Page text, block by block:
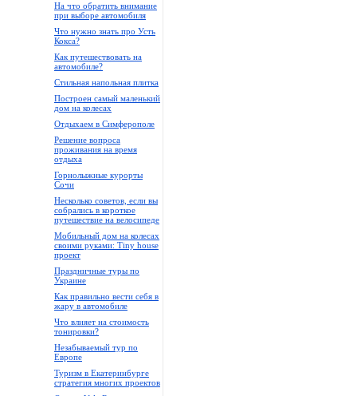
На что обратить внимание
при выборе автомобиля
Что нужно знать про Усть
Кокса?
Как путешествовать на
автомобиле?
Стильная напольная плитка
Построен самый маленький
дом на колесах
Отдыхаем в Симферополе
Решение вопроса
проживания на время
отдыха
Горнолыжные курорты
Сочи
Несколько советов, если вы
собрались в короткое
путешествие на велосипеде
Мобильный дом на колесах
своими руками: Tiny house
проект
Праздничные туры по
Украине
Как правильно вести себя в
жару в автомобиле
Что влияет на стоимость
тонировки?
Незабываемый тур по
Европе
Туризм в Екатеринбурге
стратегия многих проектов